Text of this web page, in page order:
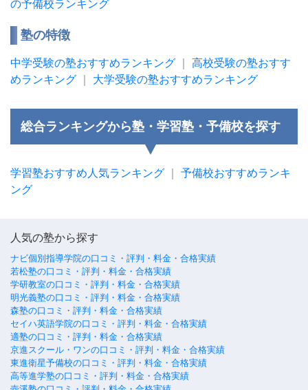
の予備校ランキング
塾の特徴
中学受験の塾おすすめランキング
高校受験の塾おすす
めランキング
大学受験の塾おすすめランキング
総合ランキングから塾・学習塾・予備校を探す
学習塾おすすめ人気ランキング
予備校おすすめランキ
ング
人気の塾から探す
ナビ個別指導学院の口コミ・評判・料金・合格実績
若松塾の口コミ・評判・料金・合格実績
学研教室の口コミ・評判・料金・合格実績
明光義塾の口コミ・評判・料金・合格実績
森塾の口コミ・評判・料金・合格実績
セイハ英語学院の口コミ・評判・料金・合格実績
適塾の口コミ・評判・料金・合格実績
京進スクール・ワンの口コミ・評判・料金・合格実績
東進衛星予備校の口コミ・評判・料金・合格実績
高等進学塾の口コミ・評判・料金・合格実績